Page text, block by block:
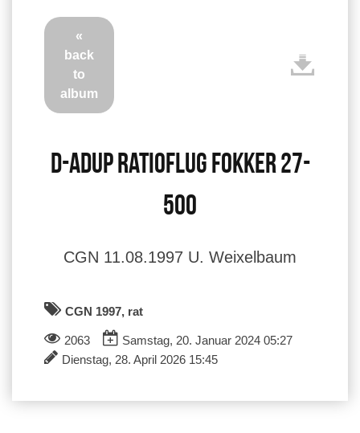
«
back
to
album
D-ADUP Ratioflug Fokker 27-
500
CGN 11.08.1997 U. Weixelbaum
CGN 1997, rat
2063
Samstag, 20. Januar 2024 05:27
Dienstag, 28. April 2026 15:45